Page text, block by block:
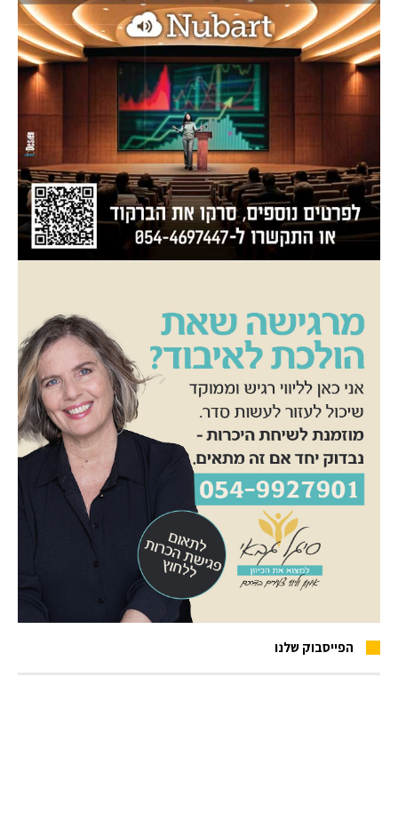
הפייסבוק שלנו